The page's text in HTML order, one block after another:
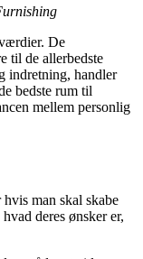
De
til de allerbedste
indretning, handler
bedste rum til
mellem personlig
man skal skabe
deres ønsker er,